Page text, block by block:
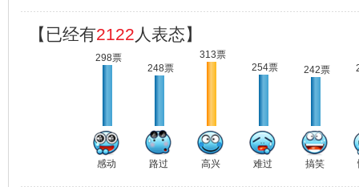
【已经有2122 人表态】
298票
感动
248票
路过
313票
高兴
254票
难过
242票
搞笑